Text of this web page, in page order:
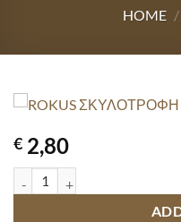
HOME /
€ 2,80
ROKUS ΣΚΥΛΟΤΡΟΦΗ